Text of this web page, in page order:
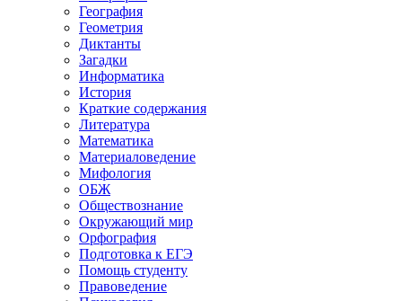
География
Геометрия
Диктанты
Загадки
Информатика
История
Краткие содержания
Литература
Математика
Материаловедение
Мифология
ОБЖ
Обществознание
Окружающий мир
Орфография
Подготовка к ЕГЭ
Помощь студенту
Правоведение